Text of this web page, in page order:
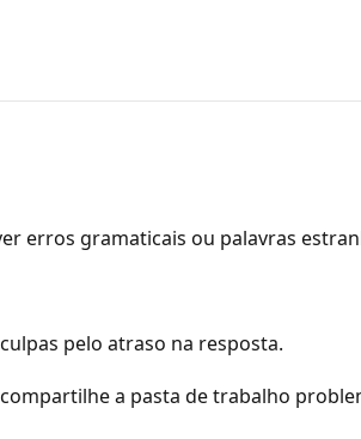
erros gramaticais ou palavras
pelo atraso na resposta.
a pasta de trabalho